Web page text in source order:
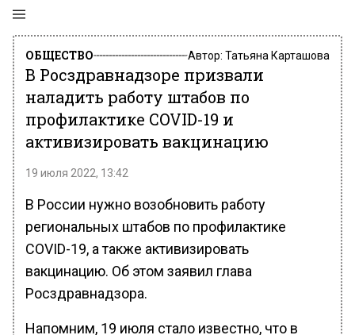
ОБЩЕСТВО Автор: Татьяна Карташова
В Росздравнадзоре призвали
наладить работу штабов по
профилактике COVID-19 и
активизировать вакцинацию
19 июля 2022, 13:42
В России нужно возобновить работу
региональных штабов по профилактике
COVID-19, а также активизировать
вакцинацию. Об этом заявил глава
Росздравнадзора.
Напомним, 19 июля стало известно, что в